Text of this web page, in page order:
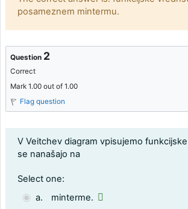
posameznem mintermu.
Question 2
Correct
Mark 1.00 out of 1.00
Flag question
Question text
V Veitchev diagram vpisujemo
se nanašajo na
Question 2
Select one:
a.
minterme.